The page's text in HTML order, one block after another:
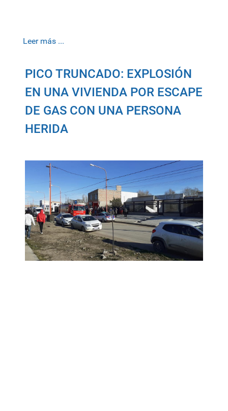
Leer más ...
PICO TRUNCADO: EXPLOSIÓN
EN UNA VIVIENDA POR ESCAPE
DE GAS CON UNA PERSONA
HERIDA